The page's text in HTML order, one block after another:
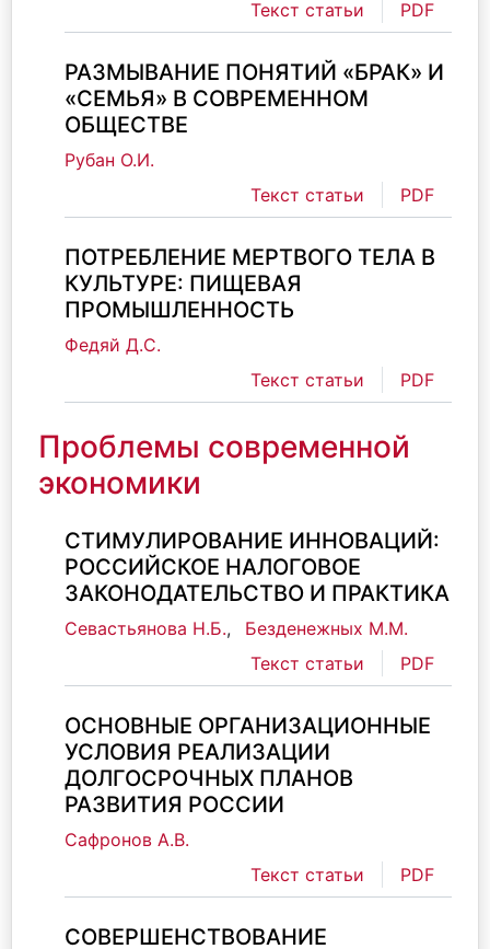
Текст статьи
PDF
РАЗМЫВАНИЕ ПОНЯТИЙ «БРАК» И
«СЕМЬЯ» В СОВРЕМЕННОМ
ОБЩЕСТВЕ
Рубан О.И.
Текст статьи
PDF
ПОТРЕБЛЕНИЕ МЕРТВОГО ТЕЛА В
КУЛЬТУРЕ: ПИЩЕВАЯ
ПРОМЫШЛЕННОСТЬ
Федяй Д.С.
Текст статьи
PDF
Проблемы современной
экономики
СТИМУЛИРОВАНИЕ ИННОВАЦИЙ:
РОССИЙСКОЕ НАЛОГОВОЕ
ЗАКОНОДАТЕЛЬСТВО И ПРАКТИКА
Севастьянова Н.Б.,
Безденежных М.М.
Текст статьи
PDF
ОСНОВНЫЕ ОРГАНИЗАЦИОННЫЕ
УСЛОВИЯ РЕАЛИЗАЦИИ
ДОЛГОСРОЧНЫХ ПЛАНОВ
РАЗВИТИЯ РОССИИ
Сафронов А.В.
Текст статьи
PDF
СОВЕРШЕНСТВОВАНИЕ